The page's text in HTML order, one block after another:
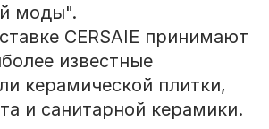
моды".
CERSAIE принимают
известные
керамической плитки,
и санитарной керамики.